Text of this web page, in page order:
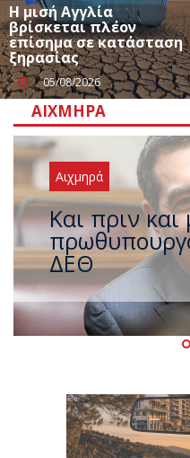
Η μισή Αγγλία
βρίσκεται πλέον
επίσημα σε κατάσταση
ξηρασίας
05/08/2026
ΑΙΧΜΗΡΆ
Αιχμηρά
Έρχεται νέο
ζέστης με
– Ο καιρός